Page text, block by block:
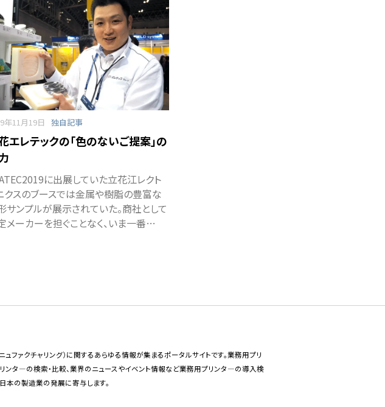
年11月19日 独自記事
エレテックの「色のないご提案」の
に出展していた立花江レクト
クスのブースでは金属や樹脂の豊富な
サンプルが展示されていた。商社として
メーカーを担ぐことなく、いま一番…
ファクチャリング）に関するあらゆる情報が集まるポータルサイトです。業務用プリ
ンタ―の検索・比較、業界のニュースやイベント情報など業務用プリンタ―の導入検
本の製造業の発展に寄与します。